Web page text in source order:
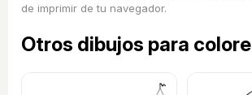
de imprimir de tu navegador.
Otros dibujos para